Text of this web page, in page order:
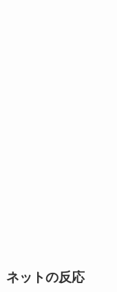
ネットの反応